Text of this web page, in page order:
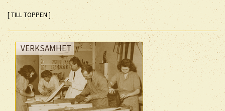
[ TILL TOPPEN ]
VERKSAMHET